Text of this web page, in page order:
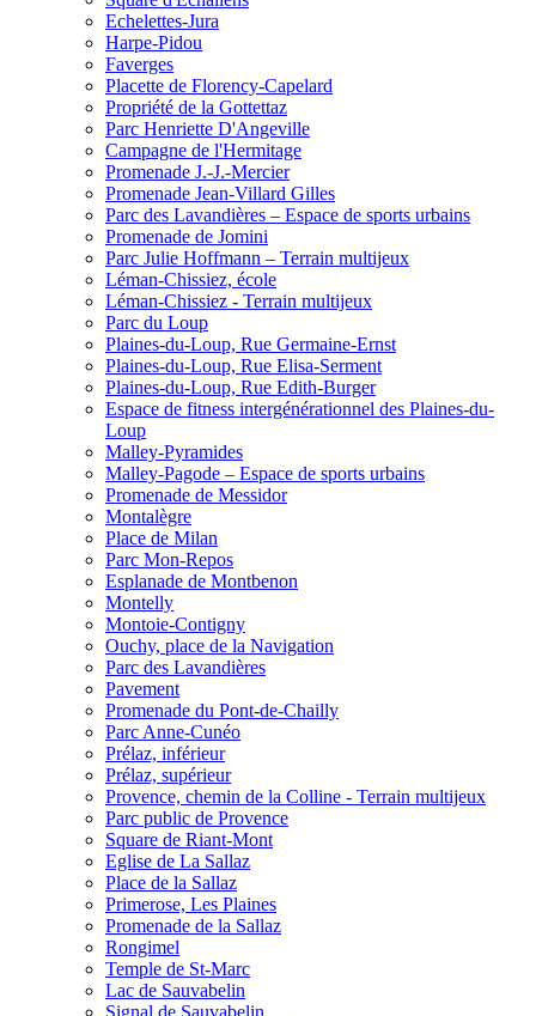
Echelettes-Jura
Harpe-Pidou
Faverges
Placette de Florency-Capelard
Propriété de la Gottettaz
Parc Henriette D'Angeville
Campagne de l'Hermitage
Promenade J.-J.-Mercier
Promenade Jean-Villard Gilles
Parc des Lavandières – Espace de sports urbains
Promenade de Jomini
Parc Julie Hoffmann – Terrain multijeux
Léman-Chissiez, école
Léman-Chissiez - Terrain multijeux
Parc du Loup
Plaines-du-Loup, Rue Germaine-Ernst
Plaines-du-Loup, Rue Elisa-Serment
Plaines-du-Loup, Rue Edith-Burger
Espace de fitness intergénérationnel des Plaines-du-
Loup
Malley-Pyramides
Malley-Pagode – Espace de sports urbains
Promenade de Messidor
Montalègre
Place de Milan
Parc Mon-Repos
Esplanade de Montbenon
Montelly
Montoie-Contigny
Ouchy, place de la Navigation
Parc des Lavandières
Pavement
Promenade du Pont-de-Chailly
Parc Anne-Cunéo
Prélaz, inférieur
Prélaz, supérieur
Provence, chemin de la Colline - Terrain multijeux
Parc public de Provence
Square de Riant-Mont
Eglise de La Sallaz
Place de la Sallaz
Primerose, Les Plaines
Promenade de la Sallaz
Rongimel
Temple de St-Marc
Lac de Sauvabelin
Signal de Sauvabelin